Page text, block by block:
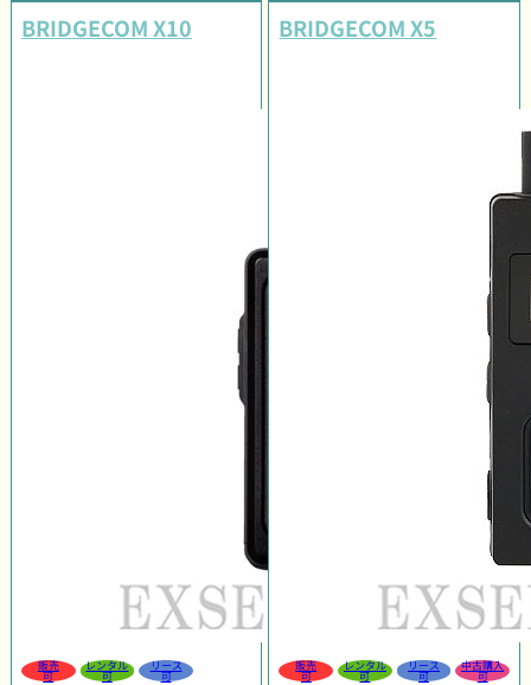
BRIDGECOM X10
販売
可
レンタル
可
リース
可
BRIDGECOM X5
販売
可
レンタル
可
リース
可
中古購入
可